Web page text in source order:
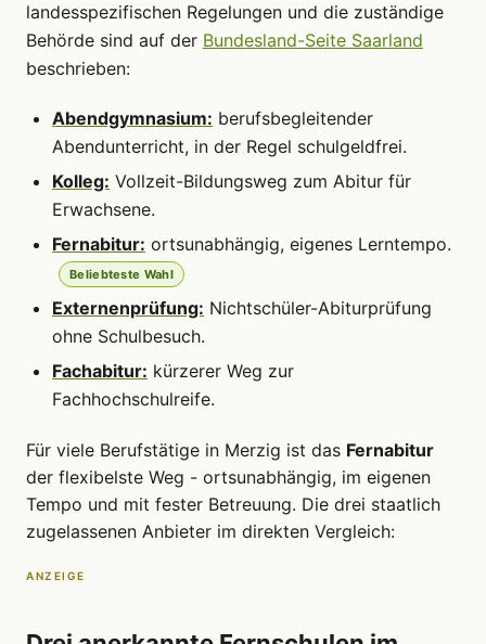
landesspezifischen Regelungen und die zuständige
Behörde sind auf der Bundesland-Seite Saarland
beschrieben:
Abendgymnasium: berufsbegleitender
Abendunterricht, in der Regel schulgeldfrei.
Kolleg: Vollzeit-Bildungsweg zum Abitur für
Erwachsene.
Fernabitur: ortsunabhängig, eigenes Lerntempo.
Beliebteste Wahl
Externenprüfung: Nichtschüler-Abiturprüfung
ohne Schulbesuch.
Fachabitur: kürzerer Weg zur
Fachhochschulreife.
Für viele Berufstätige in Merzig ist das Fernabitur
der flexibelste Weg - ortsunabhängig, im eigenen
Tempo und mit fester Betreuung. Die drei staatlich
zugelassenen Anbieter im direkten Vergleich:
ANZEIGE